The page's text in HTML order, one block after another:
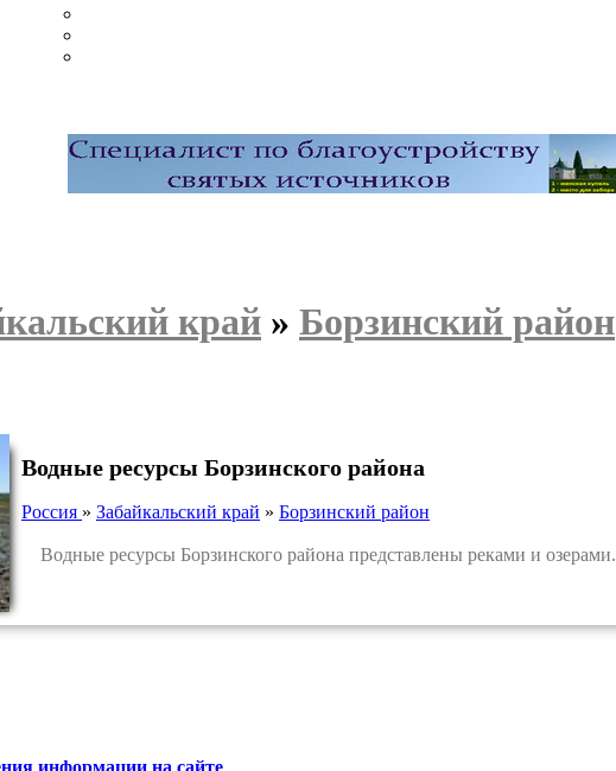
край » Борзинский район
Водные ресурсы Борзинского района
Россия » Забайкальский край » Борзинский район
Водные ресурсы Борзинского района представлены реками и озерами.